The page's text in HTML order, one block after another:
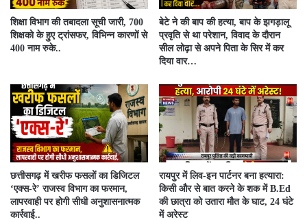
शिक्षा विभाग की तबादला सूची जारी, 700
शिक्षको के हुए ट्रांसफर, विभिन्न कारणों से
400 नाम रुके..
बेटे ने की बाप की हत्या, बाप के झगड़ालू
प्रवृति से था परेशान, विवाद के दौरान
सील लोढ़ा से अपने पिता के सिर में कर
दिया वार…
​छत्तीसगढ़ में खरीफ फसलों का डिजिटल
‘एक्स-रे’ राजस्व विभाग का फरमान,
लापरवाही पर होगी सीधी अनुशासनात्मक
कार्रवाई..
रायपुर में लिव-इन पार्टनर बना हत्यारा:
किसी और से बात करने के शक में B.Ed
की छात्रा को उतारा मौत के घाट, 24 घंटे
में अरेस्ट